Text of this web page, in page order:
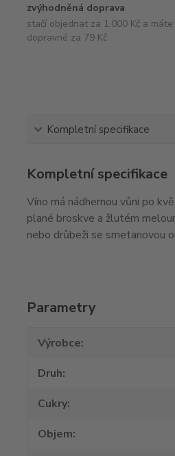
zvýhodněná doprava
stačí objednat za 1.000 Kč a máte
dopravné za 79 Kč
Kompletní specifikace
Kompletní specifikace
Víno má nádhernou vůni po
plané broskve a žlutém
nebo drůbeži se smetanovou
Parametry
Výrobce
Druh
Cukry
Objem